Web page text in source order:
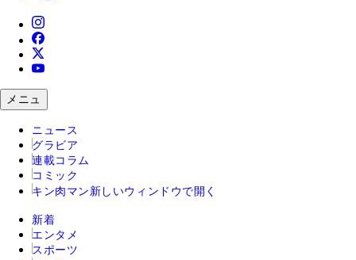
メニュ
ニュース
グラビア
連載コラム
コミック
キン肉マン 新しいウィンドウで開く
新着
エンタメ
スポーツ